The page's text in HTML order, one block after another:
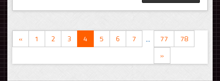
« 1 2 3 4 5 6 7 ... 77
78
»